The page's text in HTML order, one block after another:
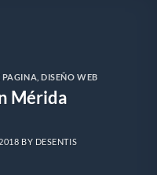
PAGINA ,DISEÑO WEB
Mérida
BY DESENTIS